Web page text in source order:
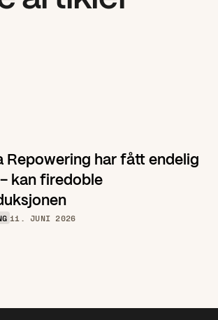
Repowering har fått endelig
kan firedoble
11. JUNI 2026